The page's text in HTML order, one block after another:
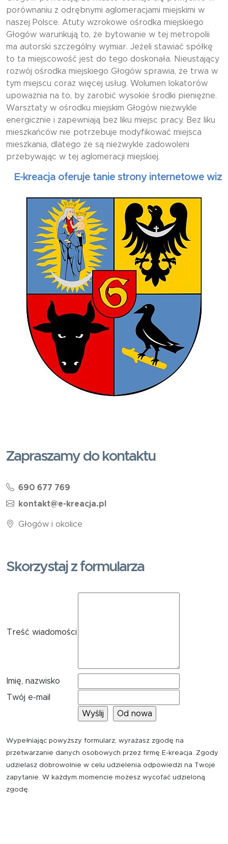
porównaniu z odrębnymi aglomeracjami miejskimi w
naszej Polsce. Atuty wzrokowe ośrodka miejskiego
Głogów warunkują to, że bytowanie w tej metropolii
ma autorski szczególny wymiar. Jeżeli stawiać spółkę
to ta miejscowość jest do tego doskonała. Nieustający
rozwój ośrodka miejskiego Głogów sprawia, że trwa w
tym miejscu coraz więcej usług. Wolumen lokatorów
upoważnia na to, by zarobić wysokie środki pieniężne.
Warsztaty w ośrodku miejskim Głogów niezwykle
energicznie i zapewniają bez liku miejsc pracy. Bez liku
mieszkańców nie potrzebuje modyfikować miejsca
mieszkania, dlatego że są niezwykle zadowoleni
przebywając w tej aglomeracji miejskiej.
oferuje tanie strony internetowe
Zapraszamy do kontaktu
690 677 769
kontakt@e-kreacja.pl
Głogów i okolice
Skorzystaj z formularza
Treść wiadomości
Imię, nazwisko
Twój e-mail
Wypełniając powyższy formularz, wyrażasz zgodę na
przetwarzanie danych osobowych przez firmę E-kreacja. Zgody
udzielasz dobrowolnie w celu udzielenia odpowiedzi na Twoje
zapytanie. W każdym momencie możesz wycofać udzieloną
zgodę.